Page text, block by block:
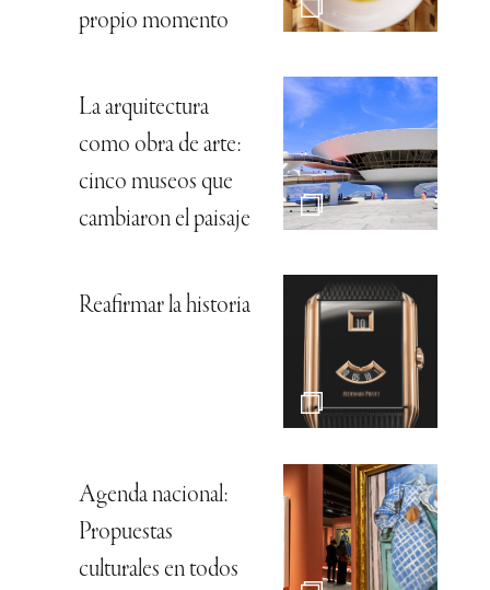
propio momento
La arquitectura
como obra de arte:
cinco museos que
cambiaron el paisaje
Reafirmar la historia
Agenda nacional:
Propuestas
culturales en todos